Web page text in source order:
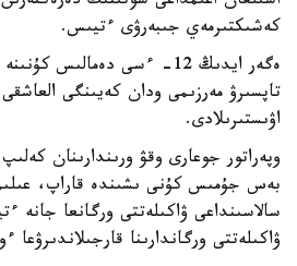
كەشىكتىرمەي جىبەرۋى ءتيىس.
ەگەر ايدىڭ 12- ءسى
تاپسىرۋ مەرزىمى ودان كەيىنگى
اۋىستىرىلادى.
وپەراتور جوعارى وقۋ ورىندارىنان
بەس جۇمىس كۇنى ىشىندە قاراپ،
سالاسىنداعى ۋاكىلەتتى ورگانعا جانە
ۋاكىلەتتى ورگاندارىنا قارجىلاندىرۋعا